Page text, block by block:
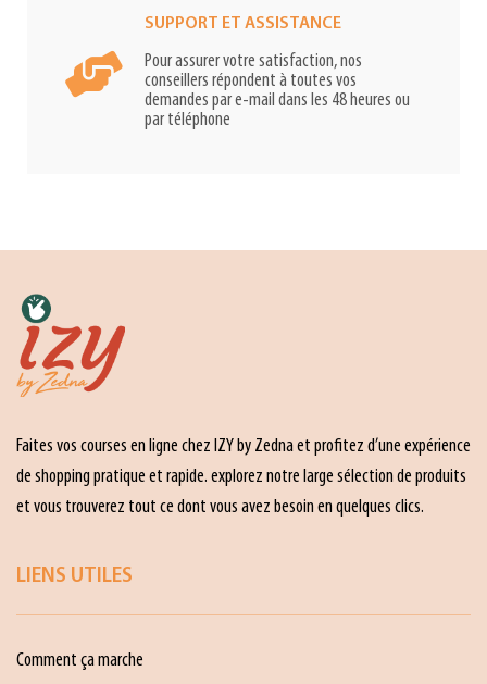
SUPPORT ET ASSISTANCE
Pour assurer votre satisfaction, nos
conseillers répondent à toutes vos
demandes par e-mail dans les 48 heures ou
par téléphone
Faites vos courses en ligne chez IZY by Zedna et profitez d’une expérience
de shopping pratique et rapide. explorez notre large sélection de produits
et vous trouverez tout ce dont vous avez besoin en quelques clics.
LIENS UTILES
Comment ça marche